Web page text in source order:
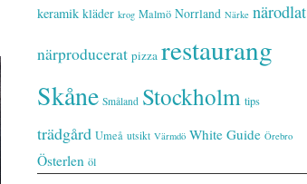
keramik kläder krog Malmö Norrland Närke närodlat
närproducerat pizza restaurang
Skåne Småland Stockholm tips
trädgård Umeå utsikt Värmdö White Guide Örebro
Österlen öl